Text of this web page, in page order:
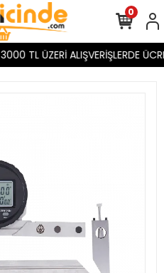
3000 TL ÜZERİ ALIŞVERİŞLERDE
0